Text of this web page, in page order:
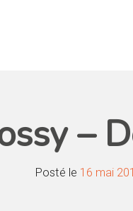
–
Posté le 16 mai